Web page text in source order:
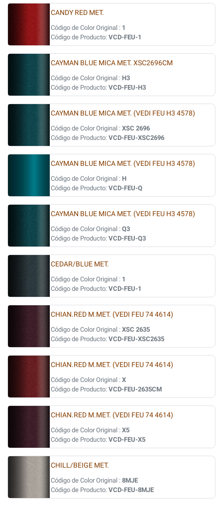
CANDY RED MET.
Código de Color Original : 1
Código de Producto: VCD-FEU-1
CAYMAN BLUE MICA MET. XSC2696CM
Código de Color Original : H3
Código de Producto: VCD-FEU-H3
CAYMAN BLUE MICA MET. (VEDI FEU H3 4578)
Código de Color Original : XSC 2696
Código de Producto: VCD-FEU-XSC2696
CAYMAN BLUE MICA MET. (VEDI FEU H3 4578)
Código de Color Original : H
Código de Producto: VCD-FEU-Q
CAYMAN BLUE MICA MET. (VEDI FEU H3 4578)
Código de Color Original : Q3
Código de Producto: VCD-FEU-Q3
CEDAR/BLUE MET.
Código de Color Original : 1
Código de Producto: VCD-FEU-1
CHIAN.RED M.MET. (VEDI FEU 74 4614)
Código de Color Original : XSC 2635
Código de Producto: VCD-FEU-XSC2635
CHIAN.RED M.MET. (VEDI FEU 74 4614)
Código de Color Original : X
Código de Producto: VCD-FEU-2635CM
CHIAN.RED M.MET. (VEDI FEU 74 4614)
Código de Color Original : X5
Código de Producto: VCD-FEU-X5
CHILL/BEIGE MET.
Código de Color Original : 8MJE
Código de Producto: VCD-FEU-8MJE